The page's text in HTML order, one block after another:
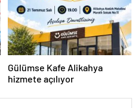
Gülümse Kafe Alikahya
hizmete açılıyor